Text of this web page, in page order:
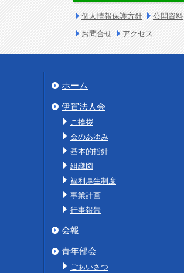
個人情報保護方針
公開資料
お問合せ
アクセス
ホーム
伊賀法人会
ご挨拶
会のあゆみ
基本的指針
組織図
福利厚生制度
事業計画
行事報告
会報
青年部会
ごあいさつ